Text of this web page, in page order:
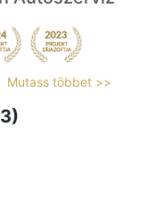
Mutass többet >>